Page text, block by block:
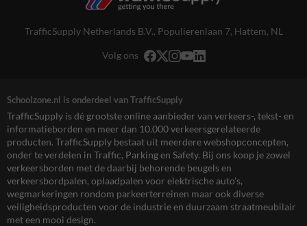
TrafficSupply Netherlands B.V., Populierenlaan 7, Hattem, NL
Volg ons
Schoolzone.nl is onderdeel van TrafficSupply
TrafficSupply is dé grootste online aanbieder van verkeers-, tekst- en
informatieborden en meer dan 10.000 verkeersgerelateerde
producten. TrafficSupply bestaat uit meerdere webshopconcepten,
onder te verdelen in Traffic, Parking en Safety. Bij ons koop je zowel
verkeersborden met de daarbij behorende beugels en
verkeersbordpalen, oplaadpalen voor elektrische auto’s,
wegmarkeringen rondom parkeerterreinen maar ook diverse
veiligheidsproducten voor de industrie en duurzaam straatmeubilair
met een mooi design.